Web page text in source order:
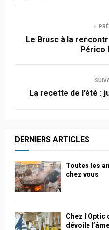
Le Brusc à la
Périco
La recette de l’été :
DERNIERS ARTICLES
Toutes les
chez vous
Chez l’Optic
dévoile